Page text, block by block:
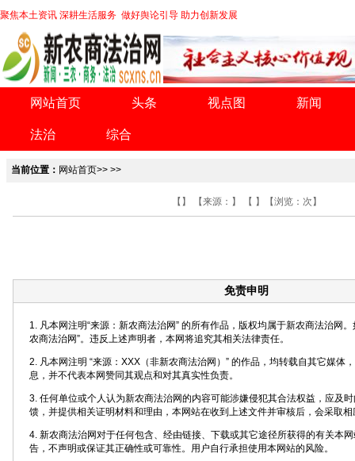
聚焦本土资讯 深耕生活服务 做好舆论引导 助力创新发展
网站首页 头条 视点图 新闻
法治 综合
当前位置： 网站首页>> >>
【】 【来源：】 【 】【浏览： 次】
免责申明
1. 凡本网注明“来源：新农商法治网” 的所有作品，版权均属于新农商法治网
农商法治网”。违反上述声明者，本网将追究其相关法律责任。
2. 凡本网注明 “来源：XXX（非新农商法治网）” 的作品，均转载自其它媒体
息，并不代表本网赞同其观点和对其真实性负责。
3. 任何单位或个人认为新农商法治网的内容可能涉嫌侵犯其合法权益，应及
馈，并提供相关证明材料和理由，本网站在收到上述文件并审核后，会采取相
4. 新农商法治网对于任何包含、经由链接、下载或其它途径所获得的有关本
告，不声明或保证其正确性或可靠性。用户自行承担使用本网站的风险。